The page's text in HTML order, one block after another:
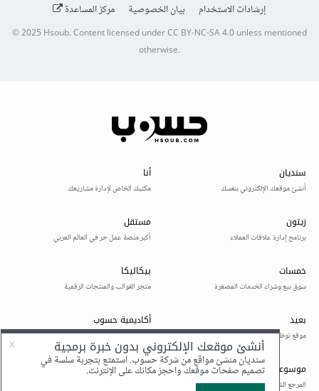
إرشادات الاستخدام
بيان الخصوصية مركز المساعدة
© 2025Hsoub.Content licensed underCC BY-NC-SA 4.0unless mentioned
otherwise.